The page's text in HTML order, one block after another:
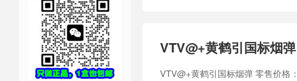
VTV@+黄鹤引国标烟弹
VTV@+黄鹤引国标烟弹 零售价格